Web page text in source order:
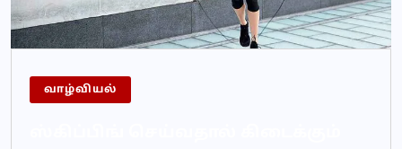
வாழ்வியல்